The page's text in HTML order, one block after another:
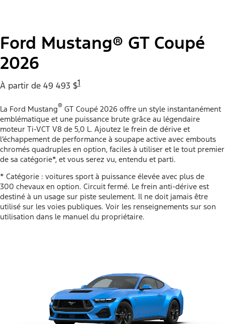
Ford Mustang® GT Coupé
2026
À partir de 49 493 $1
La Ford Mustang® GT Coupé 2026 offre un style instantanément
emblématique et une puissance brute grâce au légendaire
moteur Ti-VCT V8 de 5,0 L. Ajoutez le frein de dérive et
l’échappement de performance à soupape active avec embouts
chromés quadruples en option, faciles à utiliser et le tout premier
de sa catégorie*, et vous serez vu, entendu et parti.
* Catégorie : voitures sport à puissance élevée avec plus de
300 chevaux en option. Circuit fermé. Le frein anti-dérive est
destiné à un usage sur piste seulement. Il ne doit jamais être
utilisé sur les voies publiques. Voir les renseignements sur son
utilisation dans le manuel du propriétaire.